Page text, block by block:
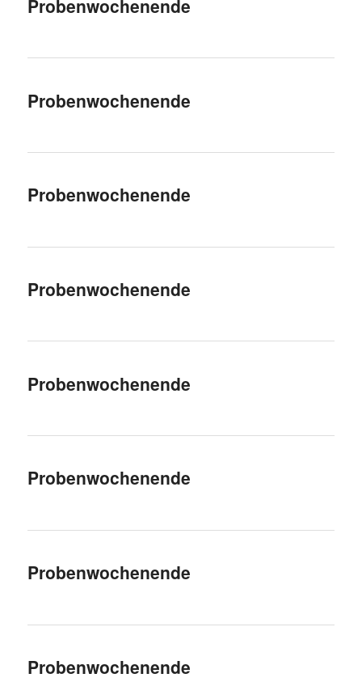
Probenwochenende
Probenwochenende
Probenwochenende
Probenwochenende
Probenwochenende
Probenwochenende
Probenwochenende
Probenwochenende